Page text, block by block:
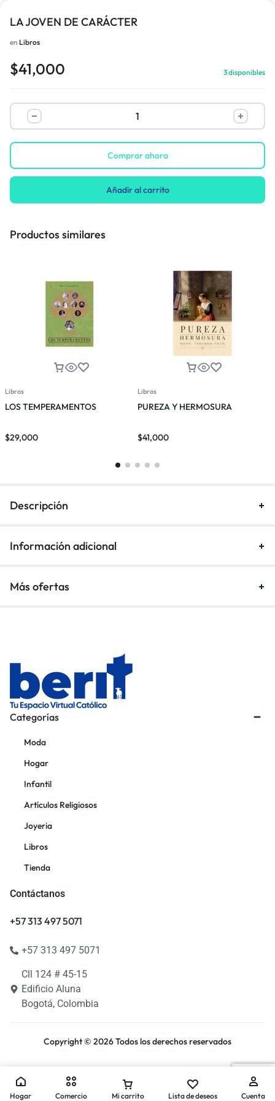
LA JOVEN DE CARÁCTER
en Libros
$41,000 3 disponibles
Añadir al carrito
Comprar ahora
Productos similares
Libros
LOS TEMPERAMENTOS
$29,000
Libros
PUREZA Y HERMOSURA
$41,000
Descripción
Información adicional
Más ofertas
Categorías
Moda
Hogar
Infantil
Artículos Religiosos
Joyeria
Libros
Tienda
Contáctanos
+57 313 497 5071
+57 313 497 5071
Cll 124 # 45-15
Edificio Aluna
Bogotá, Colombia
Copyright © 2026 Todos los derechos reservados
Hogar Comercio Mi carrito Lista de deseos Cuenta